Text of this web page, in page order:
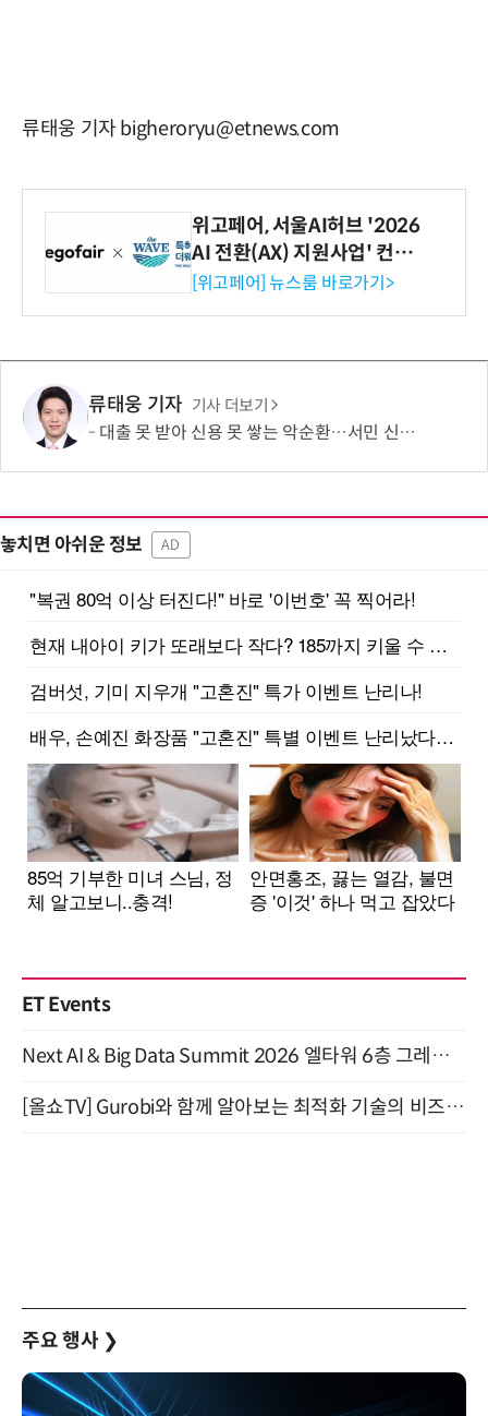
류태웅 기자 bigheroryu@etnews.com
위고페어, 서울AI허브 '2026
AI 전환(AX) 지원사업' 컨소
시엄 선정
[위고페어] 뉴스룸 바로가기>
류태웅 기자 기사 더보기
대출 못 받아 신용 못 쌓는 악순환…서민 신용평가 사각지대 메운다
놓치면 아쉬운 정보 AD
ET Events
Next AI & Big Data Summit 2026 엘타워 6층 그레이스홀 개최 (9/18)
[올쇼TV] Gurobi와 함께 알아보는 최적화 기술의 비즈니스 활용 (8월 20일 생방송)
주요 행사 ❯